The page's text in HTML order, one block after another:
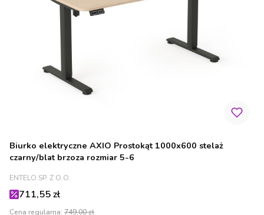
Biurko elektryczne AXIO Prostokąt 1000x600 stelaż
czarny/blat brzoza rozmiar 5-6
PRODUCENT
ENTELO SP. Z O.O.
Cena promocyjna
711,55 zł
Cena regularna: 749,00 zł